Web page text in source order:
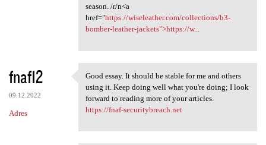
season. /r/n<a
href="https://wiseleather.com/collections/b3-
bomber-leather-jackets">https://w...
fnaf12
09.12.2022
Adres
Good essay. It should be
Good essay. It should be stable for me and others
using it. Keep doing well what you're doing; I look
forward to reading more of your articles.
https://fnaf-securitybreach.net